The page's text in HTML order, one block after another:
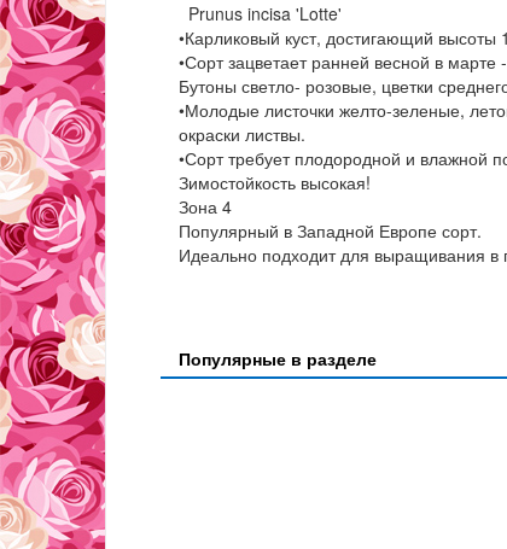
Prunus incisa 'Lotte'
•Карликовый куст, достигающий
•Сорт зацветает ранней весной в
Бутоны светло- розовые, цветки
•Молодые листочки желто-зеленые,
окраски листвы.
•Сорт требует плодородной и влажной
Зимостойкость высокая!
Зона 4
Популярный в Западной Европе сорт.
Идеально подходит для выращивания в
Популярные в разделе